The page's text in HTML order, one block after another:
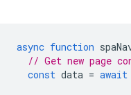
async function
// Get new page
const data = await